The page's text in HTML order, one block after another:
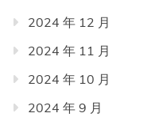
2024 年 12 月
2024 年 11 月
2024 年 10 月
2024 年 9 月